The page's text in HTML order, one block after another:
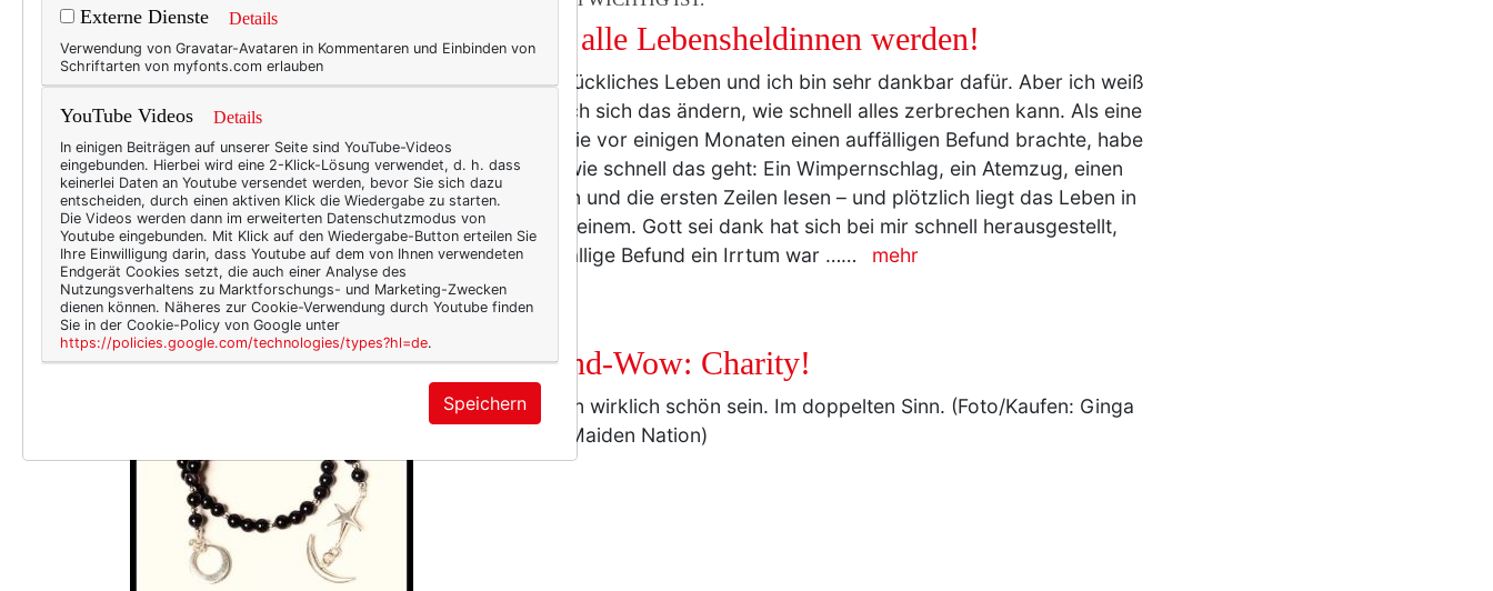
Lasst uns alle Lebensheldinnen werden!
Ich lebe ein glückliches Leben und ich bin sehr dankbar dafür. Aber ich weiß
auch, wie rasch sich das ändern, wie schnell alles zerbrechen kann. Als eine
Mammographie vor einigen Monaten einen auffälligen Befund brachte, habe
ich gemerkt, wie schnell das geht: Ein Wimpernschlag, ein Atemzug, einen
Brief aufreißen und die ersten Zeilen lesen – und plötzlich liegt das Leben in
Scherben vor einem. Gott sei dank hat sich bei mir schnell herausgestellt,
dass der auffällige Befund ein Irrtum war ……
mehr
Wochenend-Wow: Charity!
Gutes tun kann wirklich schön sein. Im doppelten Sinn. (Foto/Kaufen: Ginga
Bracelet von Maiden Nation)
Externe Dienste Details
Verwendung von Gravatar-Avataren in Kommentaren und Einbinden von
Schriftarten von myfonts.com erlauben
YouTube Videos Details
In einigen Beiträgen auf unserer Seite sind YouTube-Videos
eingebunden. Hierbei wird eine 2-Klick-Lösung verwendet, d. h. dass
keinerlei Daten an Youtube versendet werden, bevor Sie sich dazu
entscheiden, durch einen aktiven Klick die Wiedergabe zu starten.
Die Videos werden dann im erweiterten Datenschutzmodus von
Youtube eingebunden. Mit Klick auf den Wiedergabe-Button erteilen Sie
Ihre Einwilligung darin, dass Youtube auf dem von Ihnen verwendeten
Endgerät Cookies setzt, die auch einer Analyse des
Nutzungsverhaltens zu Marktforschungs- und Marketing-Zwecken
dienen können. Näheres zur Cookie-Verwendung durch Youtube finden
Sie in der Cookie-Policy von Google unter
https://policies.google.com/technologies/types?hl=de.
Speichern